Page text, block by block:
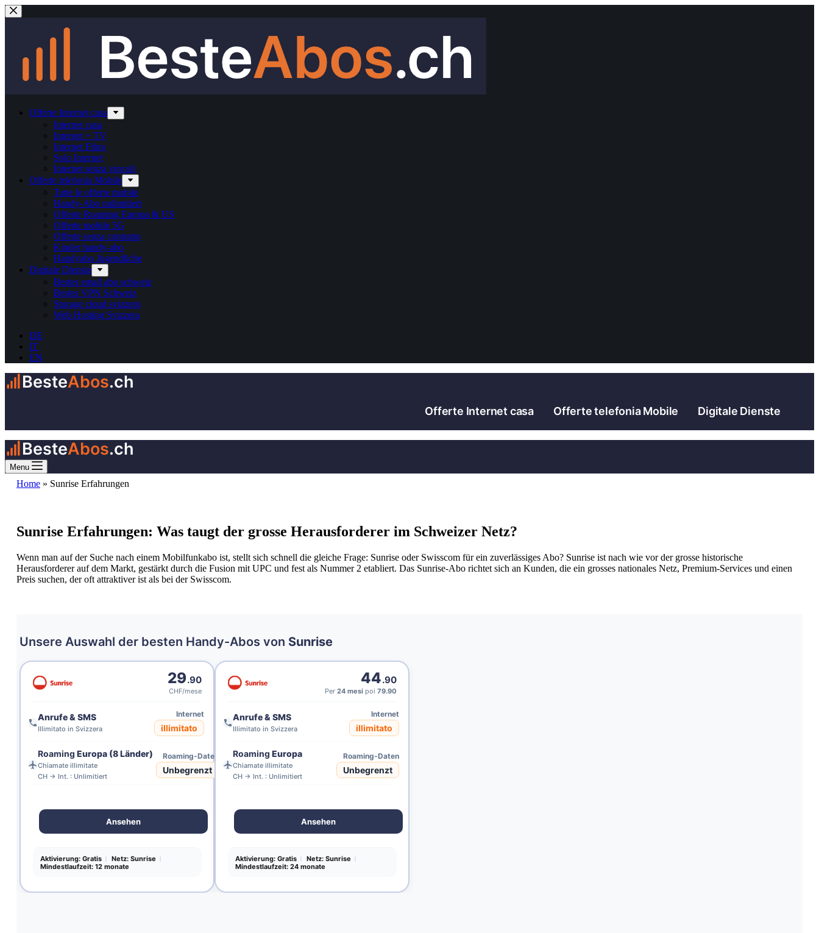
Salta
al
Offerte Internet casa
Internet casa
Internet + TV
Internet Fibra
Solo Internet
Internet senza vincoli
Offerte telefonia Mobile
Tutte le offerte mobile
Handy-Abo unlimitiert
Offerte Roaming Europa & US
Offerte mobile 5G
Offerte senza contratto
Kinder handy-abo
Handyabo Jugendliche
Digitale Dienste
Bestes email abo schweiz
Bestes VPN Schweiz
Storage cloud svizzero
Web Hosting Svizzera
DE
IT
EN
BesteAbos.ch
Offerte Internet casa Offerte telefonia Mobile Digitale Dienste
BesteAbos.ch
Menu
Home » Sunrise Erfahrungen
Sunrise Erfahrungen: Was taugt der grosse Herausforderer im Schweizer Netz?
Wenn man auf der Suche nach einem Mobilfunkabo ist, stellt sich schnell die gleiche Frage: Sunrise oder Swisscom für ein zuverlässiges Abo? Sunrise ist nach wie vor der grosse historische
Herausforderer auf dem Markt, gestärkt durch die Fusion mit UPC und fest als Nummer 2 etabliert. Das Sunrise-Abo richtet sich an Kunden, die ein grosses nationales Netz, Premium-Services und einen
Preis suchen, der oft attraktiver ist als bei der Swisscom.
Unsere Auswahl der besten Handy-Abos von Sunrise
29.90
CHF/mese
Anrufe & SMS
Illimitato in Svizzera
Internet
illimitato
Roaming Europa (8 Länder)
Chiamate illimitate
CH → Int. : Unlimitiert
Roaming-Daten
Unbegrenzt
Ansehen
Aktivierung: Gratis
Netz: Sunrise
Mindestlaufzeit: 12 monate
44.90
Per 24 mesipoi 79.90
Anrufe & SMS
Illimitato in Svizzera
Internet
illimitato
Roaming Europa
Chiamate illimitate
CH → Int. : Unlimitiert
Roaming-Daten
Unbegrenzt
Ansehen
Aktivierung: Gratis
Netz: Sunrise
Mindestlaufzeit: 24 monate